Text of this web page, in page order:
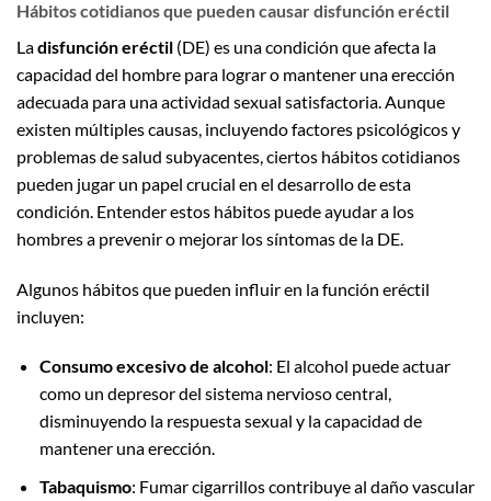
Hábitos cotidianos que pueden causar disfunción eréctil
Ladisfunción eréctil (DE) es una condición que afecta la
capacidad del hombre para lograr o mantener una erección
adecuada para una actividad sexual satisfactoria. Aunque
existen múltiples causas, incluyendo factores psicológicos y
problemas de salud subyacentes, ciertos hábitos cotidianos
pueden jugar un papel crucial en el desarrollo de esta
condición. Entender estos hábitos puede ayudar a los
hombres a prevenir o mejorar los síntomas de la DE.
Algunos hábitos que pueden influir en la función eréctil
incluyen:
Consumo excesivo de alcohol: El alcohol puede actuar
como un depresor del sistema nervioso central,
disminuyendo la respuesta sexual y la capacidad de
mantener una erección.
Tabaquismo: Fumar cigarrillos contribuye al daño vascular